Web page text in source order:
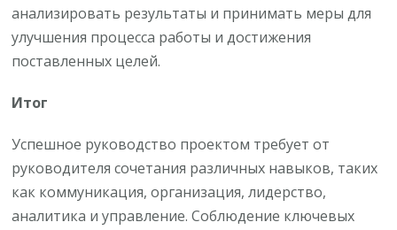
анализировать результаты и принимать меры для
улучшения процесса работы и достижения
поставленных целей.
Итог
Успешное руководство проектом требует от
руководителя сочетания различных навыков, таких
как коммуникация, организация, лидерство,
аналитика и управление. Соблюдение ключевых